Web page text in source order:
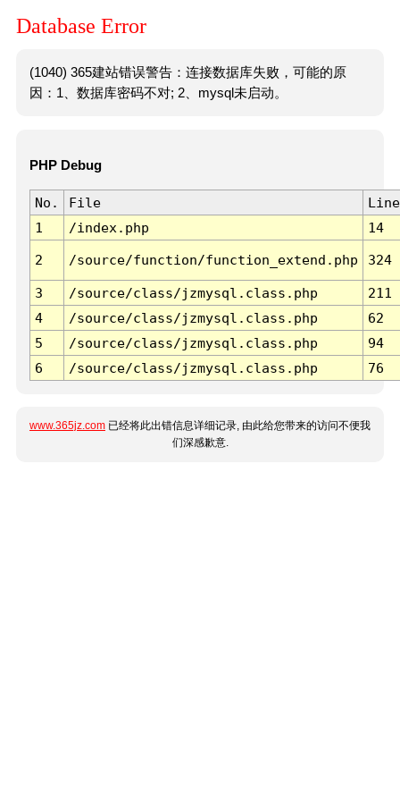
Database Error
(1040) 365建站错误警告：连接数据库失败，可能的原
因：1、数据库密码不对; 2、mysql未启动。
PHP Debug
No. File
Line
1
/index.php 14
2 /source/function/function_extend.php 324
3 /source/class/jzmysql.class.php
211
4
/source/class/jzmysql.class.php
62
5
/source/class/jzmysql.class.php
94
6
/source/class/jzmysql.class.php 76
www.365jz.com 已经将此出错信息详细记录, 由此给您带来的访问不便我
们深感歉意.